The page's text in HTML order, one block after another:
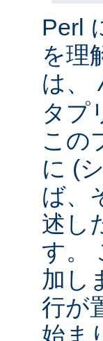
Perl
を理
は、
タプ
この
に (
ば、
述し
す。
加し
行が
始ま